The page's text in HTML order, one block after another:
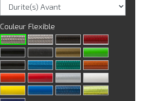
Couleur Flexible